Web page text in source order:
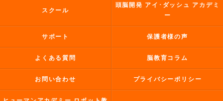
スクール
頭脳開発 アイ･ダッシュ アカデミ
ー
サポート 保護者様の声
よくある質問 脳教育コラム
お問い合わせ プライバシーポリシー